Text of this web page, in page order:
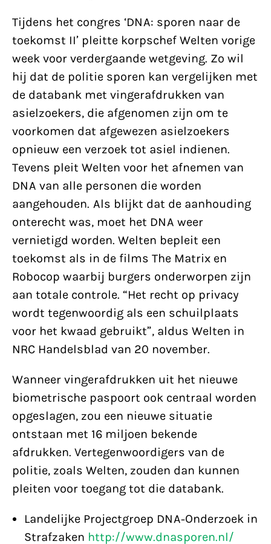
Tijdens het congres ‘DNA: sporen naar de
toekomst II’ pleitte korpschef Welten vorige
week voor verdergaande wetgeving. Zo wil
hij dat de politie sporen kan vergelijken met
de databank met vingerafdrukken van
asielzoekers, die afgenomen zijn om te
voorkomen dat afgewezen asielzoekers
opnieuw een verzoek tot asiel indienen.
Tevens pleit Welten voor het afnemen van
DNA van alle personen die worden
aangehouden. Als blijkt dat de aanhouding
onterecht was, moet het DNA weer
vernietigd worden. Welten bepleit een
toekomst als in de films The Matrix en
Robocop waarbij burgers onderworpen zijn
aan totale controle. “Het recht op privacy
wordt tegenwoordig als een schuilplaats
voor het kwaad gebruikt”, aldus Welten in
NRC Handelsblad van 20 november.
Wanneer vingerafdrukken uit het nieuwe
biometrische paspoort ook centraal worden
opgeslagen, zou een nieuwe situatie
ontstaan met 16 miljoen bekende
afdrukken. Vertegenwoordigers van de
politie, zoals Welten, zouden dan kunnen
pleiten voor toegang tot die databank.
Landelijke Projectgroep DNA-Onderzoek in
Strafzaken http://www.dnasporen.nl/